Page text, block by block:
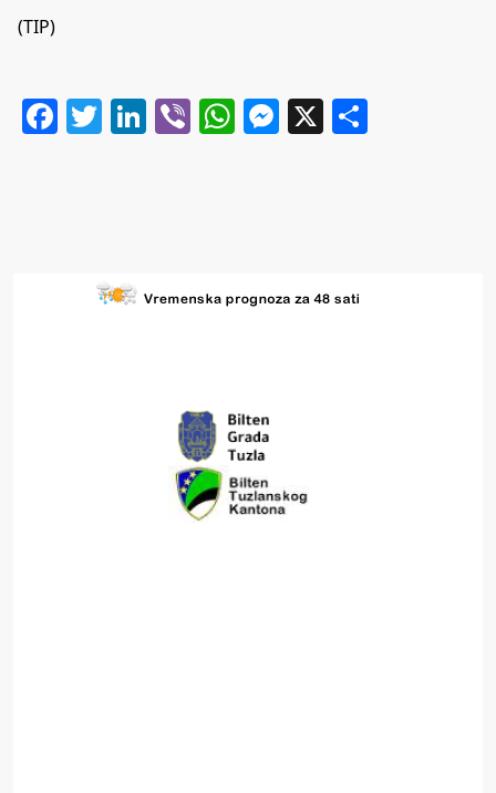
(TIP)
Facebook
Twitter
LinkedIn
ViberWhatsApp
Messenger
X